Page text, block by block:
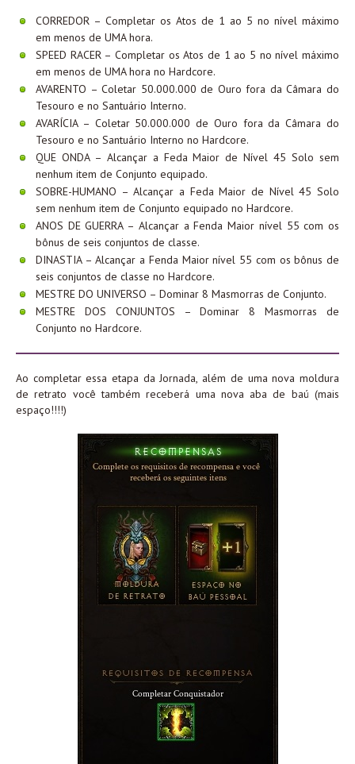
CORREDOR – Completar os Atos de 1 ao 5 no nível máximo
em menos de UMA hora.
SPEED RACER – Completar os Atos de 1 ao 5 no nível máximo
em menos de UMA hora no Hardcore.
AVARENTO – Coletar 50.000.000 de Ouro fora da Câmara do
Tesouro e no Santuário Interno.
AVARÍCIA – Coletar 50.000.000 de Ouro fora da Câmara do
Tesouro e no Santuário Interno no Hardcore.
QUE ONDA – Alcançar a Feda Maior de Nível 45 Solo sem
nenhum item de Conjunto equipado.
SOBRE-HUMANO – Alcançar a Feda Maior de Nível 45 Solo
sem nenhum item de Conjunto equipado no Hardcore.
ANOS DE GUERRA – Alcançar a Fenda Maior nível 55 com os
bônus de seis conjuntos de classe.
DINASTIA – Alcançar a Fenda Maior nível 55 com os bônus de
seis conjuntos de classe no Hardcore.
MESTRE DO UNIVERSO – Dominar 8 Masmorras de Conjunto.
MESTRE DOS CONJUNTOS – Dominar 8 Masmorras de
Conjunto no Hardcore.
Ao completar essa etapa da Jornada, além de uma nova moldura
de retrato você também receberá uma nova aba de baú (mais
espaço!!!!)